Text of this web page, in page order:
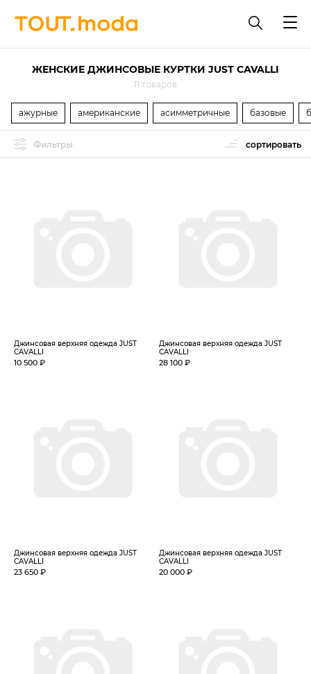
ЖЕНСКИЕ ДЖИНСОВЫЕ КУРТКИ JUST CAVALLI
11 товаров
ажурные американские асимметричные базовые
Фильтры сортировать
Джинсовая верхняя одежда JUST
CAVALLI
10 500 ₽
Джинсовая верхняя одежда JUST
CAVALLI
28 100 ₽
Джинсовая верхняя одежда JUST
CAVALLI
23 650 ₽
Джинсовая верхняя одежда JUST
CAVALLI
20 000 ₽